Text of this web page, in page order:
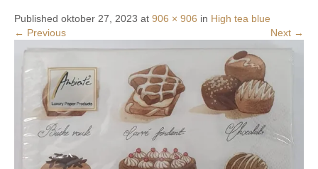
Published oktober 27, 2023 at 906 × 906 in High tea blue
← Previous
Next →